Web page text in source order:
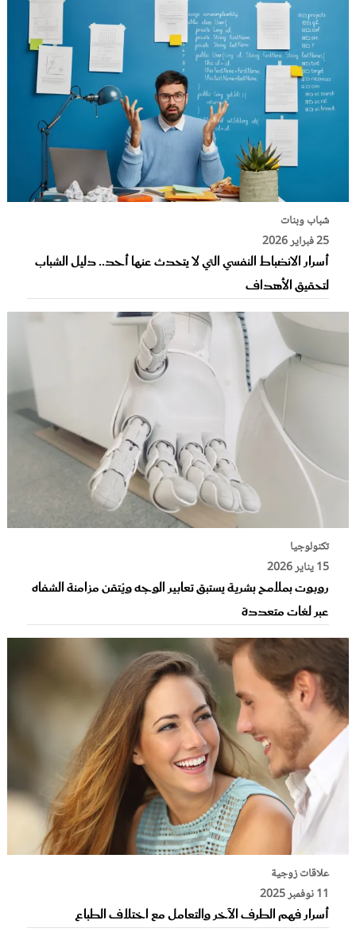
شباب وبنات
25 فبراير 2026
أسرار الانضباط النفسي التي لا يتحدث عنها أحد.. دليل الشباب
لتحقيق الأهداف
تكنولوجيا
15 يناير 2026
روبوت بملامح بشرية يستبق تعابير الوجه ويُتقن مزامنة الشفاه
عبر لغات متعددة
علاقات زوجية
11 نوفمبر 2025
أسرار فهم الطرف الآخر والتعامل مع اختلاف الطباع